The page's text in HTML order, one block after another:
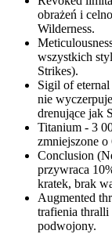
obrażeń i
Wilderness.
wszystkich
Strikes).
Sigil of
nie
drenujące jak
Titanium - 3
zmniejszone
Conclusion
przywraca
kratek, brak
Augmented
trafienia thralli
podwojony.